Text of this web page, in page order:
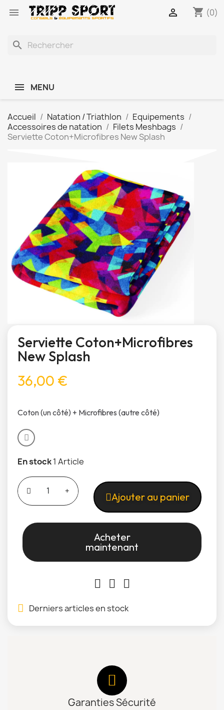
 shopping_cart (0)

search
MENU
Accueil Natation / Triathlon
Equipements
Accessoires de natation
Filets Meshbags
Serviette Coton+Microfibres New Splash
Serviette Coton+Microfibres
New Splash
36,00 €
Coton (un côté) + Microfibres (autre côté)
En stock1 Article
Ajouter au panier
Acheter
maintenant
Derniers articles en stock
Garanties Sécurité